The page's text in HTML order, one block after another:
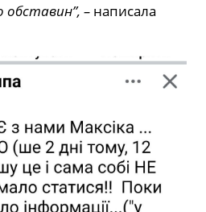
обставин”, – написала